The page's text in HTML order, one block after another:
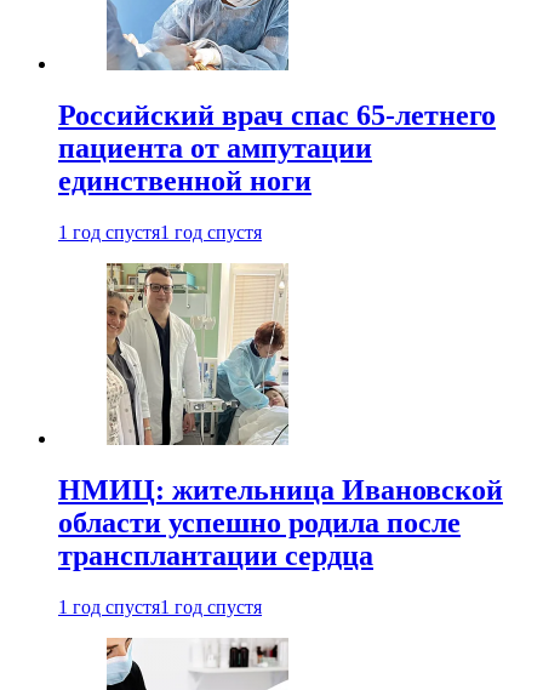
Российский врач спас 65-летнего
пациента от ампутации
единственной ноги
1 год спустя1 год спустя
НМИЦ: жительница Ивановской
области успешно родила после
трансплантации сердца
1 год спустя1 год спустя